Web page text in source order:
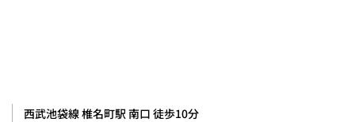
西武池袋線 椎名町駅 南口 徒歩10分